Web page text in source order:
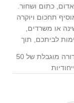
כתום ושחור.
תחכום ויוקרה
או משרדים,
לביתכם, תוך
מהדורה מוגבלת - יצירה זו זמינה במהדורה מוגבלת של 50